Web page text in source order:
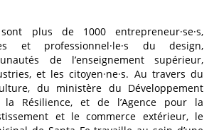
plus de 1000 entrepreneur·se·s,
et professionnel·le·s du design,
de l’enseignement supérieur,
et les citoyen·ne·s. Au travers du
du ministère du Développement
Résilience, et de l’Agence pour la
et le commerce extérieur, le